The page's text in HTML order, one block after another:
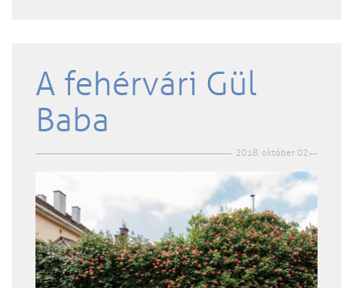
A fehérvári Gül
Baba
2018. október 02.